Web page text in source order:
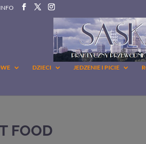
DZIECI JEDZENIE I PICIE
FOOD